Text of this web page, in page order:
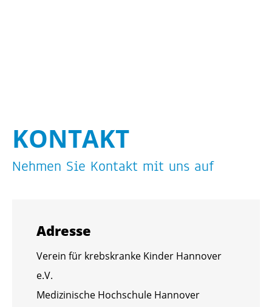
KON­TAKT
Neh­men Sie Kon­takt mit uns auf
Adres­se
Ver­ein für krebs­kran­ke Kin­der Han­no­ver
e.V.
Me­di­zi­ni­sche Hoch­schu­le Han­no­ver